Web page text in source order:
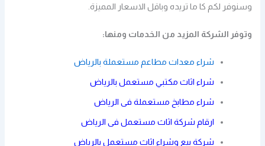
وسنوفر لكم كا ما تريده وباقل الاسعار المميزة.
وتوفر الشركة المزيد من الخدمات ومنها:
شراء معدات مطاعم مستعملة بالرياض
شراء اثاث مكتبي مستعمل بالرياض
شراء مطابخ مستعملة فى الرياض
ارقام شركة اثاث مستعمل فى الرياض
شركة بيع وشراء اثاث مستعمل بالرياض